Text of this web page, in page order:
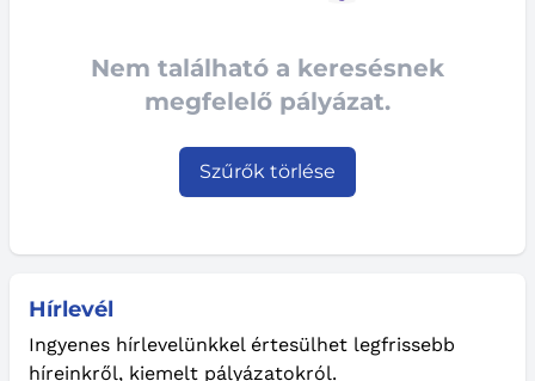
Hírlevél
Ingyenes hírlevelünkkel értesülhet legfrissebb
híreinkről, kiemelt pályázatokról.
Nem található a keresésnek
megfelelő pályázat.
Szűrők törlése